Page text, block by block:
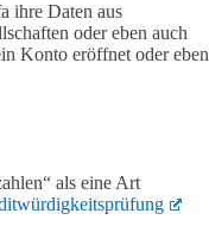
ihre Daten aus
oder eben auch
Konto eröffnet oder eben
als eine Art